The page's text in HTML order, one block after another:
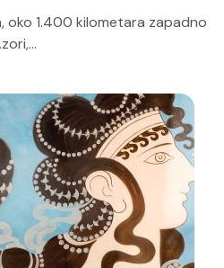
oko 1.400 kilometara zapadno